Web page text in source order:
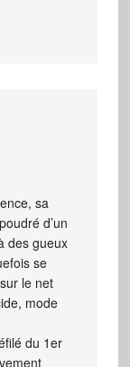
sa
d’un
des gueux
se
le net
mode
du 1er